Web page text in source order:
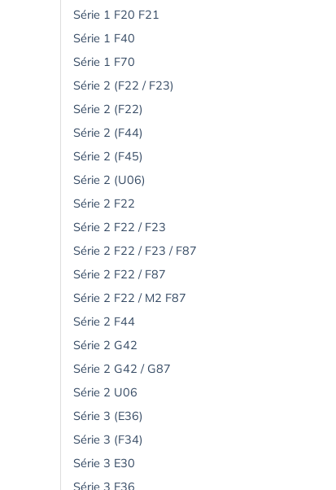
Série 1 F20 F21
Série 1 F40
Série 1 F70
Série 2 (F22 / F23)
Série 2 (F22)
Série 2 (F44)
Série 2 (F45)
Série 2 (U06)
Série 2 F22
Série 2 F22 / F23
Série 2 F22 / F23 / F87
Série 2 F22 / F87
Série 2 F22 / M2 F87
Série 2 F44
Série 2 G42
Série 2 G42 / G87
Série 2 U06
Série 3 (E36)
Série 3 (F34)
Série 3 E30